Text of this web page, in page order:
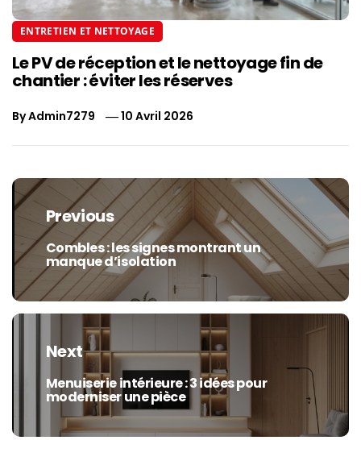
ENTRETIEN ET NETTOYAGE
Le PV de réception et le nettoyage fin de
chantier : éviter les réserves
ByAdmin7279 10 Avril 2026
Navigation
de
l’article
Previous
Previous
post:
Combles : les signes montrant un
manque d’isolation
Next
Next
post:
Menuiserie intérieure : 3 idées pour
moderniser une pièce